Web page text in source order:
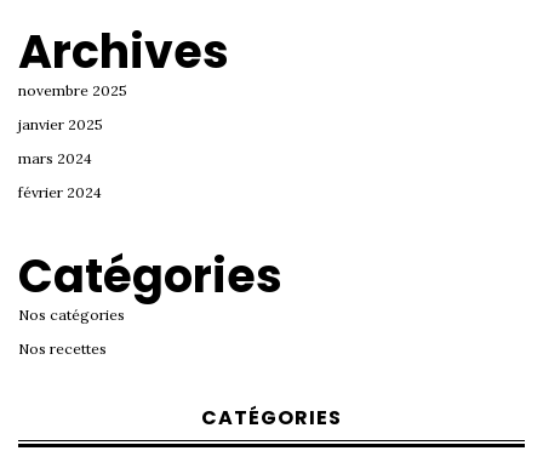
Archives
novembre 2025
janvier 2025
mars 2024
février 2024
Catégories
Nos catégories
Nos recettes
CATÉGORIES